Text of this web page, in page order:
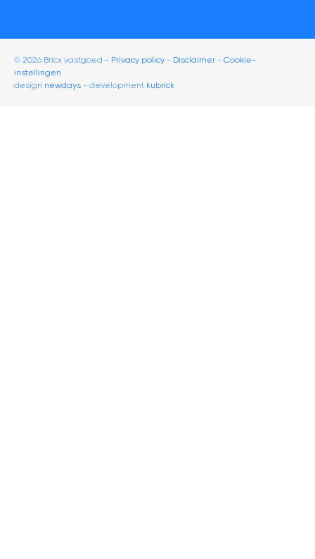
© 2026 Bricx vastgoed Privacy policy Disclaimer - Cookie-
instellingen
design newdays - development kubrick